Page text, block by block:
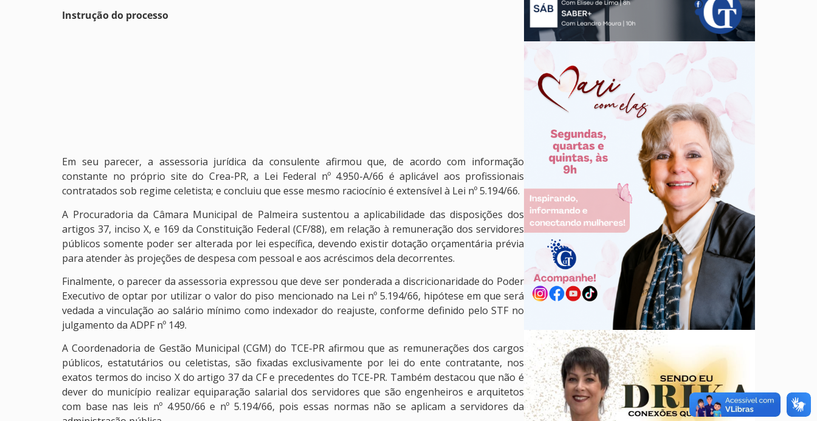
Instrução do processo
Em seu parecer, a assessoria jurídica da consulente afirmou que, de acordo com informação
constante no próprio site do Crea-PR, a Lei Federal nº 4.950-A/66 é aplicável aos profissionais
contratados sob regime celetista; e concluiu que esse mesmo raciocínio é extensível à Lei nº 5.194/66.
A Procuradoria da Câmara Municipal de Palmeira sustentou a aplicabilidade das disposições dos
artigos 37, inciso X, e 169 da Constituição Federal (CF/88), em relação à remuneração dos servidores
públicos somente poder ser alterada por lei específica, devendo existir dotação orçamentária prévia
para atender às projeções de despesa com pessoal e aos acréscimos dela decorrentes.
Finalmente, o parecer da assessoria expressou que deve ser ponderada a discricionaridade do Poder
Executivo de optar por utilizar o valor do piso mencionado na Lei nº 5.194/66, hipótese em que será
vedada a vinculação ao salário mínimo como indexador do reajuste, conforme definido pelo STF no
julgamento da ADPF nº 149.
A Coordenadoria de Gestão Municipal (CGM) do TCE-PR afirmou que as remunerações dos cargos
públicos, estatutários ou celetistas, são fixadas exclusivamente por lei do ente contratante, nos
exatos termos do inciso X do artigo 37 da CF e precedentes do TCE-PR. Também destacou que não é
dever do município realizar equiparação salarial dos servidores que são engenheiros e arquitetos
com base nas leis nº 4.950/66 e nº 5.194/66, pois essas normas não se aplicam a servidores da